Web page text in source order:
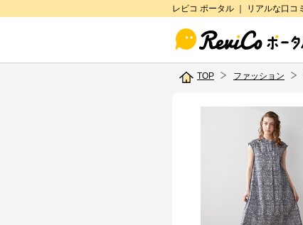
レビコ ポータル ｜ リアルな口コ
TOP ファッション